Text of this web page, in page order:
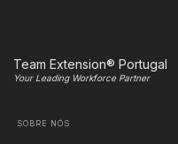
Team Extension® Portugal
Your Leading Workforce Partner
SOBRE NÓS